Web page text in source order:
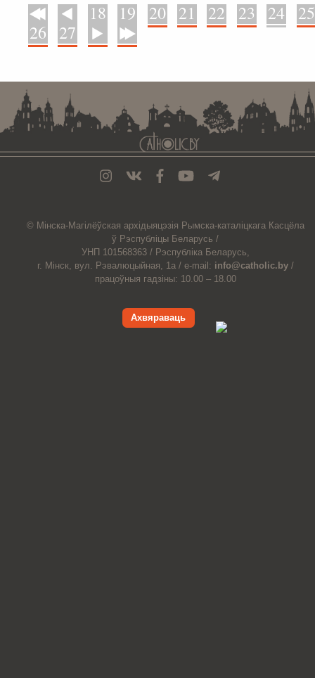
18 19 20 21 22 23 24
25
26
27
© Мiнска-Магiлёўская архiдыяцэзiя Рымска-каталіцкага Касцёла
ў Рэспубліцы Беларусь /
УНП 101568363 / Рэспубліка Беларусь,
г. Мінск, вул. Рэвалюцыйная, 1а / e-mail: info@catholic.by /
працоўныя гадзіны: 10.00 – 18.00
Ахвяраваць